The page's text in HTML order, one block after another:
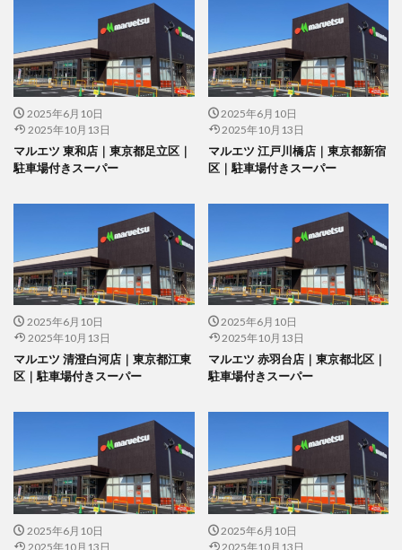
2025年6月10日
2025年10月13日
マルエツ 東和店｜東京都足立区｜
駐車場付きスーパー
2025年6月10日
2025年10月13日
マルエツ 江戸川橋店｜東京都新宿
区｜駐車場付きスーパー
2025年6月10日
2025年10月13日
マルエツ 清澄白河店｜東京都江東
区｜駐車場付きスーパー
2025年6月10日
2025年10月13日
マルエツ 赤羽台店｜東京都北区｜
駐車場付きスーパー
2025年6月10日
2025年10月13日
2025年6月10日
2025年10月13日